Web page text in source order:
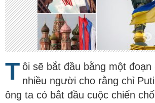
T ôi sẽ bắt đầu bằng một đoạn
nhiều người cho rằng chỉ
ông ta có bắt đầu cuộc chiến